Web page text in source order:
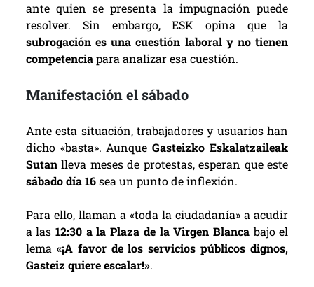
ante quien se presenta la impugnación puede
resolver. Sin embargo, ESK opina que la
subrogación es una cuestión laboral y no tienen
competenciapara analizar esa cuestión.
Manifestación el sábado
Ante esta situación, trabajadores y usuarios han
dicho «basta». AunqueGasteizko Eskalatzaileak
Sutanlleva meses de protestas, esperan que este
sábado día 16sea un punto de inflexión.
Para ello, llaman a «toda la ciudadanía» a acudir
a las12:30 a la Plaza de la Virgen Blancabajo el
lema «¡A favor de los servicios públicos dignos,
Gasteiz quiere escalar!».